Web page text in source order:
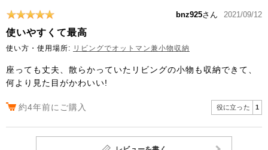
bnz925さん 2021/09/12
使いやすくて最高
使い方・使用場所: リビングでオットマン兼小物収納
座っても丈夫、散らかっていたリビングの小物も収納できて、
何より見た目がかわいい!
約4年前にご購入 役に立った 1